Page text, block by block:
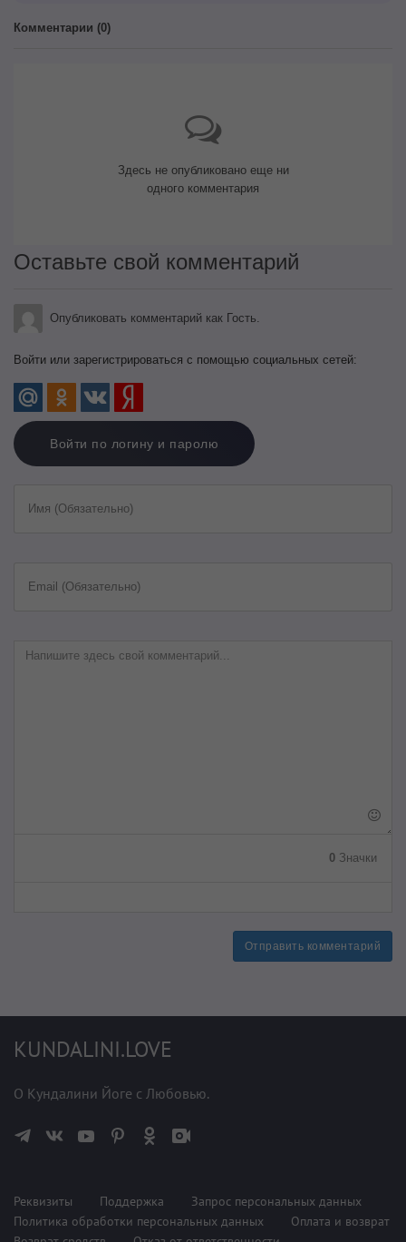
Комментарии (0)
Здесь не опубликовано еще ни
одного комментария
Оставьте свой комментарий
Опубликовать комментарий как Гость.
Войти или зарегистрироваться с помощью социальных сетей:
Войти по логину и паролю
Имя (Обязательно)
Email (Обязательно)
0 Значки
Отправить комментарий
KUNDALINI.LOVE
О Кундалини Йоге с Любовью.
Реквизиты Поддержка
Запрос персональных данных
Политика обработки персональных данных
Оплата и возврат